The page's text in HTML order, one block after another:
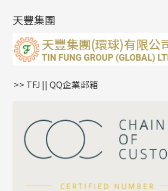
雙十字鏈系列
水波鏈系列
蛇骨鏈系列
鏈尾系列
嘴唇鏈系列
S車花鏈系列
珍珠鏈系列
坦克鏈系列
滿天星鏈系列
耳環扣系列
耳綫/耳鈎系列
耳環爪頭
耳環
字母吊墜
相盒吊墜
項鏈吊墜
生肖吊墜
星座吊墜
珠扣
天豐集團
>> TFJ || QQ企業郵箱